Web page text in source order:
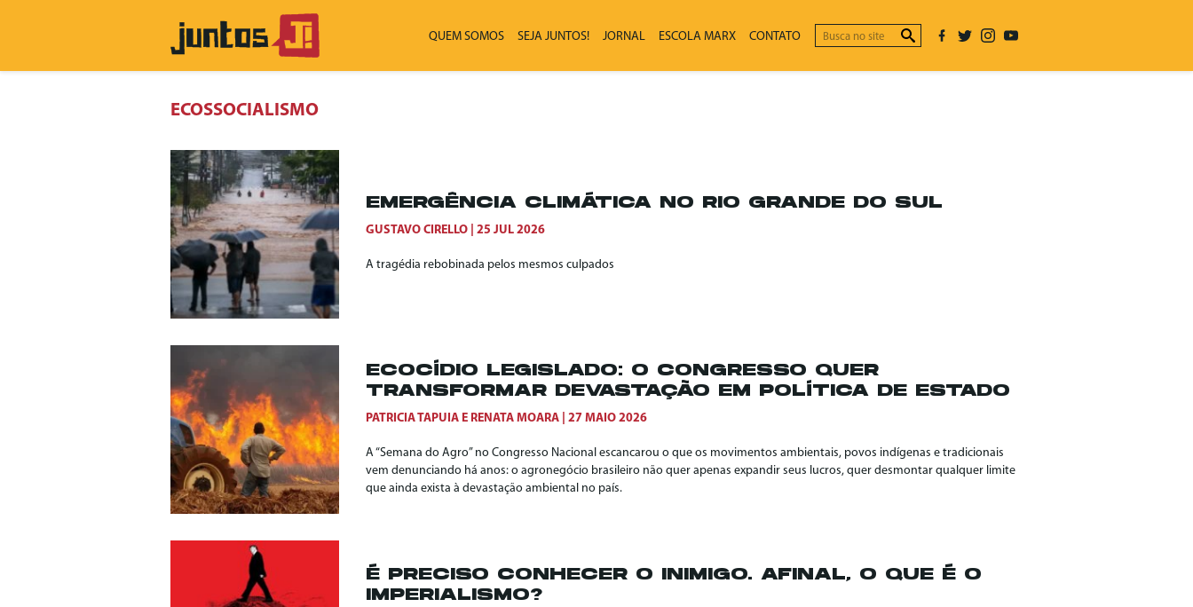
QUEM SOMOS SEJA JUNTOS! JORNAL ESCOLA MARX CONTATO
ECOSSOCIALISMO
EMERGÊNCIA CLIMÁTICA NO RIO GRANDE DO SUL
GUSTAVO CIRELLO 25 JUL 2026
A tragédia rebobinada pelos mesmos culpados
ECOCÍDIO LEGISLADO: O CONGRESSO QUER
TRANSFORMAR DEVASTAÇÃO EM POLÍTICA DE ESTADO
PATRICIA TAPUIA E RENATA MOARA 27 MAIO 2026
A “Semana do Agro” no Congresso Nacional escancarou o que os movimentos ambientais, povos indígenas e tradicionais
vem denunciando há anos: o agronegócio brasileiro não quer apenas expandir seus lucros, quer desmontar qualquer limite
que ainda exista à devastação ambiental no país.
É PRECISO CONHECER O INIMIGO. AFINAL, O QUE É O
IMPERIALISMO?